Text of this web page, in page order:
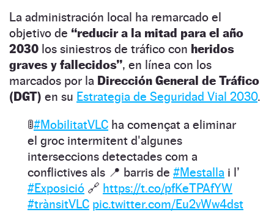
La administración local ha remarcado el
objetivo de “reducir a la mitad para el año
2030 los siniestros de tráfico con heridos
graves y fallecidos”, en línea con los
marcados por la Dirección General de Tráfico
(DGT) en su Estrategia de Seguridad Vial 2030.
🚦#MobilitatVLC ha començat a eliminar
el groc intermitent d'algunes
interseccions detectades com a
conflictives als 📍 barris de #Mestalla i l’
#Exposició 🔗 https://t.co/pfKeTPAfYW
#trànsitVLC pic.twitter.com/Eu2vWw4dst